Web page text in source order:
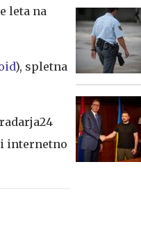
leta na
), spletna
internetno